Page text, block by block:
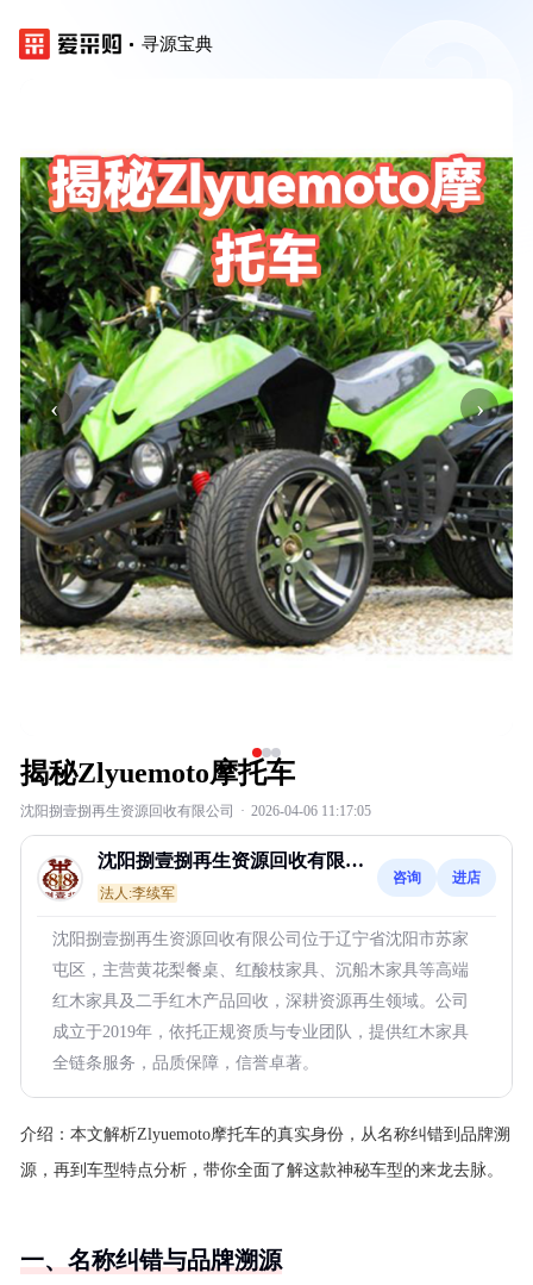
寻源宝典
‹ ›
揭秘Zlyuemoto摩托车
沈阳捌壹捌再生资源回收有限公司 · 2026-04-06 11:17:05
沈阳捌壹捌再生资源回收有限公
司
法人:李续军
咨询 进店
沈阳捌壹捌再生资源回收有限公司位于辽宁省沈阳市苏家
屯区，主营黄花梨餐桌、红酸枝家具、沉船木家具等高端
红木家具及二手红木产品回收，深耕资源再生领域。公司
成立于2019年，依托正规资质与专业团队，提供红木家具
全链条服务，品质保障，信誉卓著。
介绍： 本文解析Zlyuemoto摩托车的真实身份，从名称纠错到品牌溯
源，再到车型特点分析，带你全面了解这款神秘车型的来龙去脉。
一、名称纠错与品牌溯源